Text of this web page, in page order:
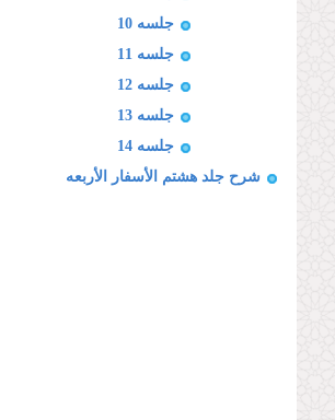
جلسه 10
جلسه 11
جلسه 12
جلسه 13
جلسه 14
شرح جلد هشتم الأسفار الأربعه